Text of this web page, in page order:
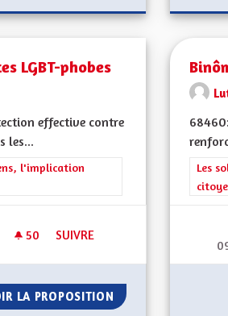
LGBT-phobes
effective contre
les...
: Les solidarités, les soins et les liens,
l'implication
50 50 ABONNÉS
SUIVRE
PROTECTION CONTRE LES
LA PROPOSITION PROTECTION
Les